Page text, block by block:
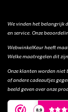
We vinden het belangrijk
en service. Onze
WebwinkelKeur heeft
Welke maatregelen dit zijn
Onze klanten worden niet
of andere cadeautjes
beeld geven over onze